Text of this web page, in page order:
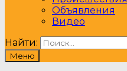
Объявления
Видео
Найти:
Меню